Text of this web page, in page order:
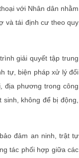
với Nhân dân nhằm
và tái định cư theo quy
giải quyết tập trung
tự, biện pháp xử lý đối
địa phương trong công
không để bị động,
đảm an ninh, trật tự
tác phối hợp giữa các